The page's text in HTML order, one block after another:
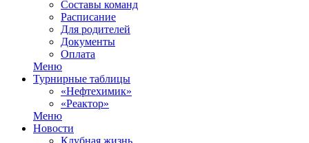
Составы команд
Расписание
Для родителей
Документы
Оплата
Меню
Турнирные таблицы
«Нефтехимик»
«Реактор»
Меню
Новости
Клубная жизнь